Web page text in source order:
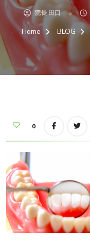
院長 田口
Home BLOG
0